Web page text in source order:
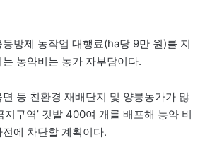
방제 농작업 대행료(ha당 9만 원)를 지
농약비는 농가 자부담이다.
면 등 친환경 재배단지 및 양봉농가가 많
지구역’ 깃발 400여 개를 배포해 농약 비
에 차단할 계획이다.